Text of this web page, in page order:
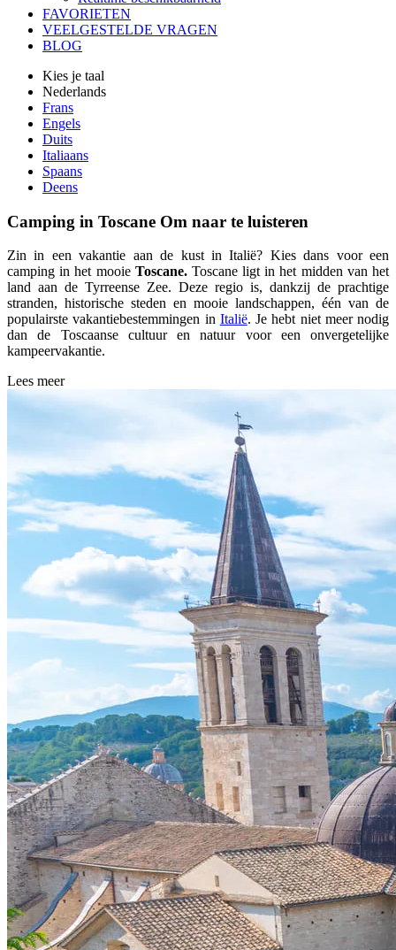
FAVORIETEN
VEELGESTELDE VRAGEN
BLOG
Kies je taal
Nederlands
Frans
Engels
Duits
Italiaans
Spaans
Deens
Camping in Toscane Om naar te luisteren
Zin in een vakantie aan de kust in Italië? Kies dans voor een
camping in het mooie Toscane.Toscane ligt in het midden van het
land aan de Tyrreense Zee. Deze regio is, dankzij de prachtige
stranden, historische steden en mooie landschappen, één van de
populairste vakantiebestemmingen in Italië. Je hebt niet meer nodig
dan de Toscaanse cultuur en natuur voor een onvergetelijke
kampeervakantie.
Lees meer